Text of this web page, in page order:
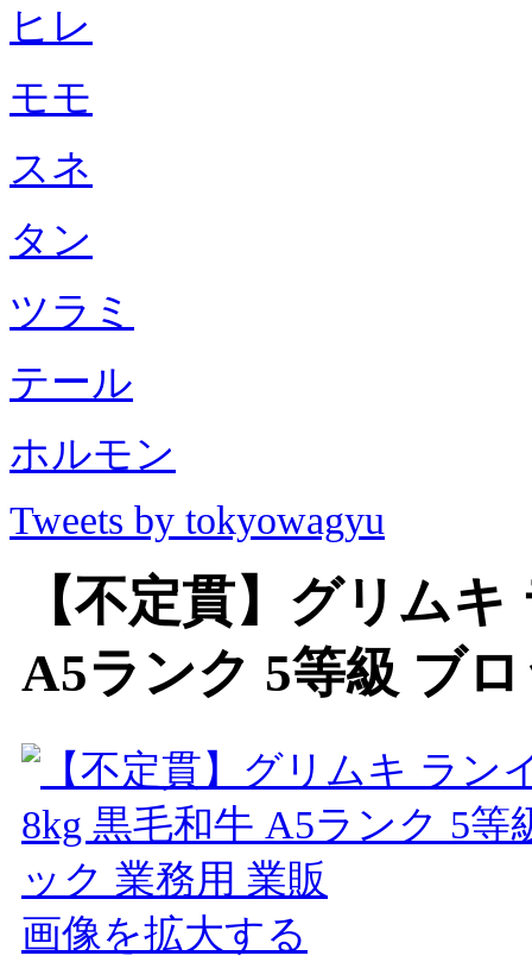
ヒレ
モモ
スネ
タン
ツラミ
テール
ホルモン
Tweets by tokyowagyu
【不定貫】グリム
A5ランク 5等級 ブ
画像を拡大する